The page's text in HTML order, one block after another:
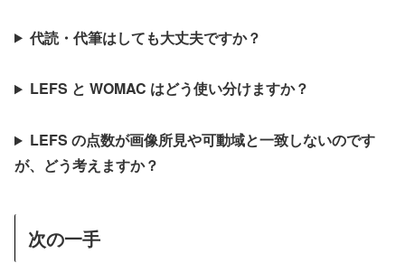
代読・代筆はしても大丈夫ですか？
LEFS と WOMAC はどう使い分けますか？
LEFS の点数が画像所見や可動域と一致しないのです
が、どう考えますか？
次の一手